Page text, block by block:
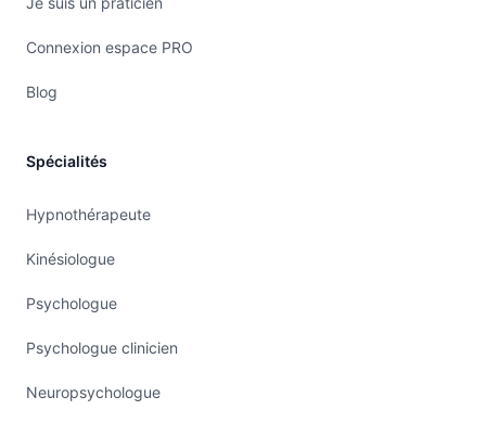
Connexion espace PRO
Blog
Spécialités
Hypnothérapeute
Kinésiologue
Psychologue
Psychologue clinicien
Neuropsychologue